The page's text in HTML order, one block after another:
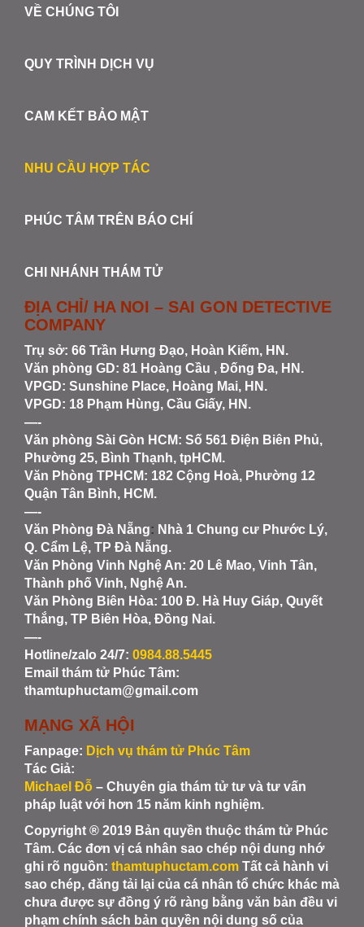
VỀ CHÚNG TÔI
QUY TRÌNH DỊCH VỤ
CAM KẾT BẢO MẬT
NHU CẦU HỢP TÁC
PHÚC TÂM TRÊN BÁO CHÍ
CHI NHÁNH THÁM TỬ
ĐỊA CHỈ/ HA NOI – SAI GON DETECTIVE
COMPANY
Trụ sở: 66 Trần Hưng Đạo, Hoàn Kiếm, HN.
Văn phòng GD: 81 Hoàng Cầu , Đống Đa, HN.
VPGD: Sunshine Place, Hoàng Mai, HN.
VPGD: 18 Phạm Hùng, Cầu Giấy, HN.
—-
Văn phòng Sài Gòn HCM: Số 561 Điện Biên Phủ,
Phường 25, Bình Thạnh, tpHCM.
Văn Phòng TPHCM: 182 Cộng Hoà, Phường 12
Quận Tân Bình, HCM.
—-
Văn Phòng Đà Nẵng: Nhà 1 Chung cư Phước Lý,
Q. Cẩm Lệ, TP Đà Nẵng.
Văn Phòng Vinh Nghệ An: 20 Lê Mao, Vinh Tân,
Thành phố Vinh, Nghệ An.
Văn Phòng Biên Hòa: 100 Đ. Hà Huy Giáp, Quyết
Thắng, TP Biên Hòa, Đồng Nai.
—-
Hotline/zalo 24/7: 0984.88.5445
Email thám tử Phúc Tâm:
thamtuphuctam@gmail.com
MẠNG XÃ HỘI
Fanpage: Dịch vụ thám tử Phúc Tâm
Tác Giả:
Michael Đỗ – Chuyên gia thám tử tư và tư vấn
pháp luật với hơn 15 năm kinh nghiệm.
Copyright ® 2019 Bản quyền thuộc thám tử Phúc
Tâm. Các đơn vị cá nhân sao chép nội dung nhớ
ghi rõ nguồn: thamtuphuctam.com Tất cả hành vi
sao chép, đăng tải lại của cá nhân tổ chức khác mà
chưa được sự đồng ý rõ ràng bằng văn bản đều vi
phạm chính sách bản quyền nội dung số của